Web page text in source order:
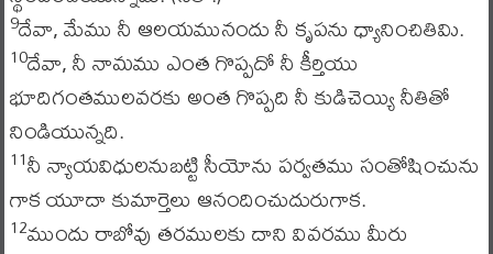
9దేవా, మేము నీ ఆలయమునందు నీ కృపను ధ్యానించితివిు.
10దేవా, నీ నామము ఎంత గొప్పదో నీ కీర్తియు
భూదిగంతములవరకు అంత గొప్పది నీ కుడిచెయ్యి నీతితో
నిండియున్నది.
11నీ న్యాయవిధులనుబట్టి సీయోను పర్వతము సంతోషించును
గాక యూదా కుమార్తెలు ఆనందించుదురుగాక.
12ముందు రాబోవు తరములకు దాని వివరము మీరు